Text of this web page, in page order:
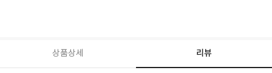
상품상세 리뷰